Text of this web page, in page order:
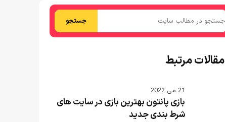
جستجو
مقالات مرتبط
21 می 2022
بازی پانتون بهترین بازی در سایت های
شرط بندی جدید